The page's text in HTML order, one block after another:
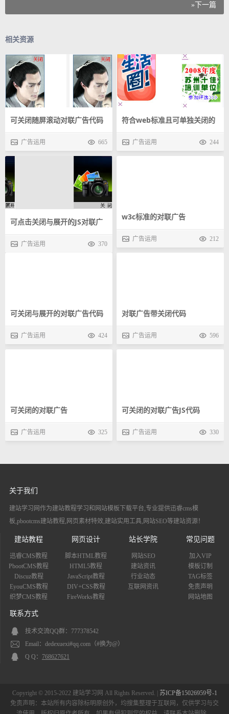
»下一篇
相关资源
可关闭随屏滚动对联广告代码
广告运用 665
符合web标准且可单独关闭的
对联广告
广告运用 244
可点击关闭与展开的JS对联广
告代码广告运用 370
w3c标准的对联广告
广告运用 212
可关闭与展开的对联广告代码
广告运用 424
对联广告带关闭代码
广告运用 596
可关闭的对联广告
广告运用 325
可关闭的对联广告JS代码
广告运用 330
关于我们
建站学习网作为建站教程学习和网站模板下载平台,专业提供迅睿cms模
板,pbootcms建站教程,网页素材特效,建站实用工具,网站SEO等建站资源！
建站教程
迅睿CMS教程
PbootCMS教程
Discuz教程
EyouCMS教程
织梦CMS教程
网页设计
脚本HTML教程
HTML5教程
JavaScript教程
DIV+CSS教程
FireWorks教程
站长学院
网站SEO
建站资讯
行业动态
互联网资讯
常见问题
加入VIP
模板订制
TAG标签
免责声明
网站地图
联系方式
技术交流QQ群：777378542
Email：dedexuexi#qq.com（#换为@）
Q Q： 768627621
Copyright © 2015-2022 建站学习网 All Rights Reserved. |
苏ICP备15026959号-1
免责声明：本站所有内容除标明原创外，均搜集整理于互联网，仅供学习与交